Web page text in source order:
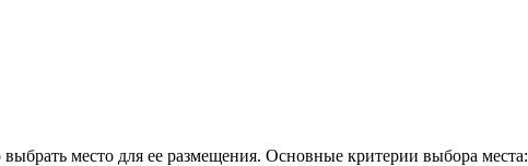
место для ее размещения. Основные критерии выбора места: